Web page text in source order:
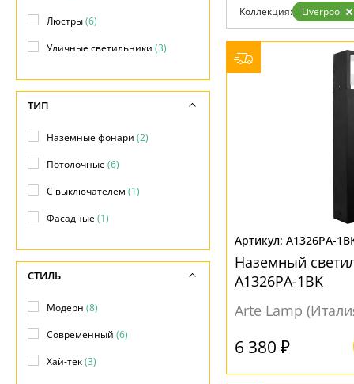
Доставка и оплата
Гарантия
Возврат
Дизайнерам
Бренды
Коллекция: Liverpool
A1326PA-
Наземный
A1326PA-1BK
Arte Lamp
6 380 ₽
Люстры(6)
Уличные светильники (3)
ТИП
Наземные фонари (2)
Потолочные(6)
С выключателем (1)
Фасадные(1)
СТИЛЬ
Модерн (8)
Современный (6)
Хай-тек(3)